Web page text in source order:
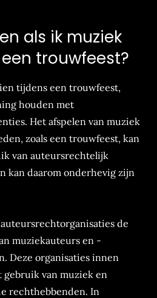
als ik muziek
trouwfeest?
tijdens een trouwfeest,
houden met
Het afspelen van muziek
zoals een trouwfeest, kan
van auteursrechtelijk
kan daarom onderhevig zijn
de
muziekauteurs en -
Deze organisaties innen
van muziek en
rechthebbenden. In